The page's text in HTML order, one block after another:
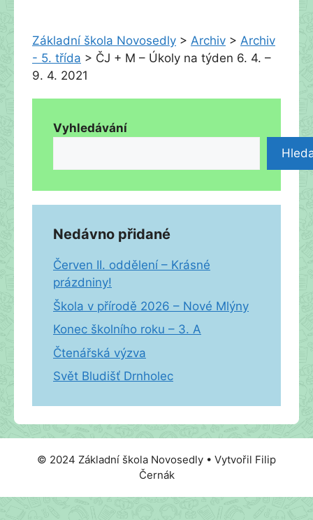
Základní škola Novosedly > Archiv > Archiv
- 5. třída > ČJ + M – Úkoly na týden 6. 4. –
9. 4. 2021
Vyhledávání
Nedávno přidané
Červen II. oddělení – Krásné
prázdniny!
Škola v přírodě 2026 – Nové Mlýny
Konec školního roku – 3. A
Čtenářská výzva
Svět Bludišť Drnholec
© 2024 Základní škola Novosedly • Vytvořil Filip
Černák